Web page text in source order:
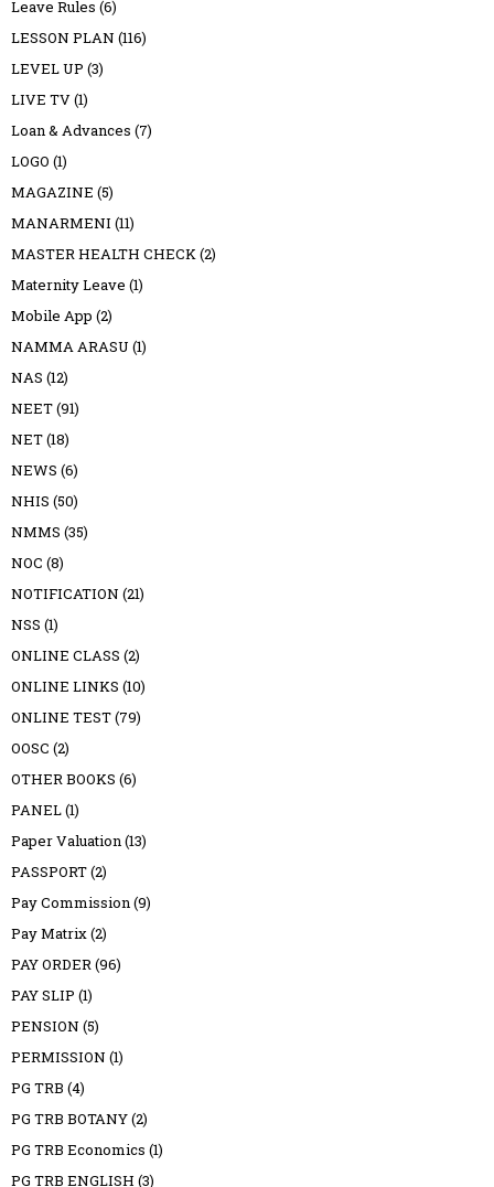
Leave Rules (6)
LESSON PLAN (116)
LEVEL UP (3)
LIVE TV(1)
Loan & Advances (7)
LOGO (1)
MAGAZINE (5)
MANARMENI (11)
MASTER HEALTH CHECK(2)
Maternity Leave (1)
Mobile App (2)
NAMMA ARASU (1)
NAS (12)
NEET(91)
NET(18)
NEWS (6)
NHIS (50)
NMMS (35)
NOC (8)
NOTIFICATION (21)
NSS (1)
ONLINE CLASS (2)
ONLINE LINKS (10)
ONLINE TEST(79)
OOSC (2)
OTHER BOOKS (6)
PANEL(1)
Paper Valuation(13)
PASSPORT(2)
Pay Commission(9)
Pay Matrix(2)
PAY ORDER(96)
PAY SLIP (1)
PENSION (5)
PERMISSION (1)
PG TRB (4)
PG TRB BOTANY(2)
PG TRB Economics (1)
PG TRB ENGLISH (3)